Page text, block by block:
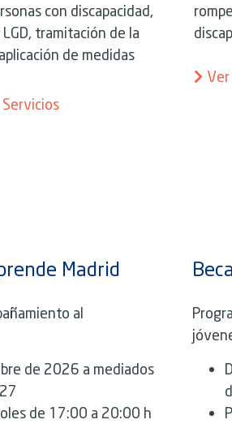
con discapacidad,
tramitación de la
de medidas
Madrid
al
de 2026 a mediados
de 17:00 a 20:00 h